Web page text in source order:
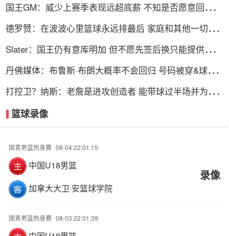
国王GM：威少上赛季表现远超底薪 不知是否愿意回归扮
德罗赞：在波波心里篮球永远排最后 家庭和其他一切都
Slater：国王仍有意库明加 但不愿先签后换只能提供底薪
丹佛媒体：布鲁斯·布朗大概率不会回归 号码被穿&球队
打控卫？纳斯：老詹是进攻创造者 能带球过半场并为队
篮球录像
国青男篮热身赛 08-04 22:01:15
中国U18男篮
加拿大大卫·安篮球学院
录像
国青男篮热身赛 08-03 22:01:39